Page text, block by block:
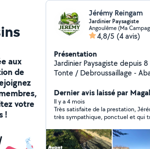
aux
de
votre
!
Jérémy Reingam
Jardinier Paysagiste
Angoulême (Ma
4,8/5 (4 avis)
Présentation
Jardinier Paysagiste depuis
Tonte / Debroussaillage -
Ect Sérieux, soigné et à l'écoute de vos besoins, je
m'adapte à chaque
entretien ponctuel ou
propre, entretenu et
Dernier avis laissé par
Il y a 4 mois
Très satisfaite de la prestation,
très sympathique, ponctuel et qui